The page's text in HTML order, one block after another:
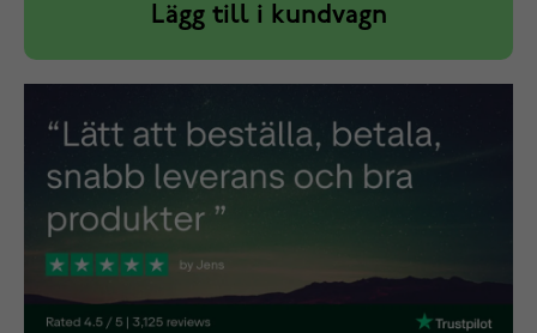
Lägg till i kundvagn